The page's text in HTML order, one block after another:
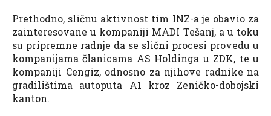
Prethodno, sličnu aktivnost tim INZ-a je obavio za
zainteresovane u kompaniji MADI Tešanj, a u toku
su pripremne radnje da se slični procesi provedu u
kompanijama članicama AS Holdinga u ZDK, te u
kompaniji Cengiz, odnosno za njihove radnike na
gradilištima autoputa A1 kroz Zeničko-dobojski
kanton.